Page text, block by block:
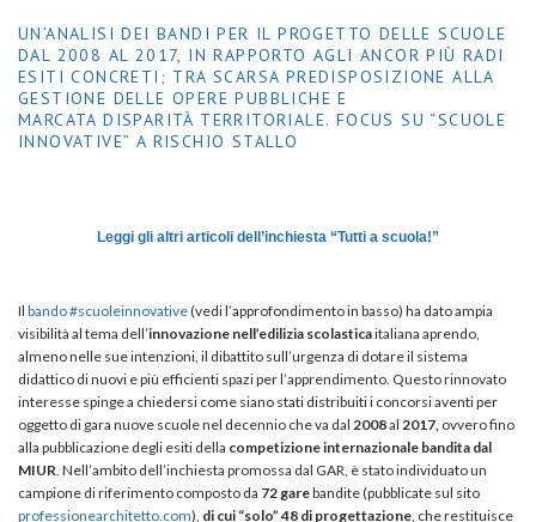
UN’ANALISI DEI BANDI PER IL PROGETTO DELLE SCUOLE
DAL 2008 AL 2017, IN RAPPORTO AGLI ANCOR PIÙ RADI
ESITI CONCRETI; TRA SCARSA PREDISPOSIZIONE ALLA
GESTIONE DELLE OPERE PUBBLICHE E
MARCATA DISPARITÀ TERRITORIALE. FOCUS SU “SCUOLE
INNOVATIVE” A RISCHIO STALLO
Leggi gli altri articoli dell’inchiesta “Tutti a scuola!”
Il bando #scuoleinnovative(vedi l’approfondimento in basso) ha dato ampia
visibilità al tema dell’innovazione nell’edilizia scolasticaitaliana aprendo,
almeno nelle sue intenzioni, il dibattito sull’urgenza di dotare il sistema
didattico di nuovi e più efficienti spazi per l’apprendimento. Questo rinnovato
interesse spinge a chiedersi come siano stati distribuiti i concorsi aventi per
oggetto di gara nuove scuole nel decennio che va dal 2008al 2017, ovvero fino
alla pubblicazione degli esiti della competizione internazionale bandita dal
MIUR. Nell’ambito dell’inchiesta promossa dal GAR, è stato individuato un
campione di riferimento composto da 72 garebandite (pubblicate sul sito
professionearchitetto.com), di cui “solo” 48 di progettazione, che restituisce